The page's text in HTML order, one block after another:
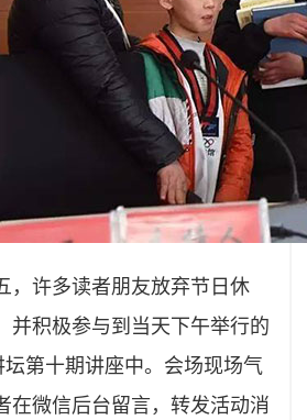
，许多读者朋友放弃节日休
并积极参与到当天下午举行的
坛第十期讲座中。会场现场气
在微信后台留言，转发活动消